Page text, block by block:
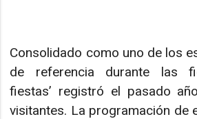
Consolidado como uno de los
de referencia durante las
fiestas’ registró el pasado
visitantes. La programación de